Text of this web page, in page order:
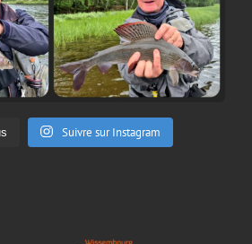
Suivre sur Instagram